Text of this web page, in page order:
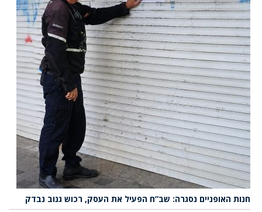
חנות האופניים נסגרה: שב”ח הפעיל את העסק, רכוש גנוב נבדק